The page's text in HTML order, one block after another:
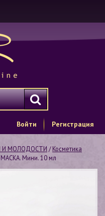
Войти Регистрация
И МОЛОДОСТИ /Косметика
Мини. 10 мл